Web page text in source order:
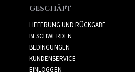
GESCHÄFT
LIEFERUNG UND RÜCKGABE
BESCHWERDEN
BEDINGUNGEN
KUNDENSERVICE
EINLOGGEN